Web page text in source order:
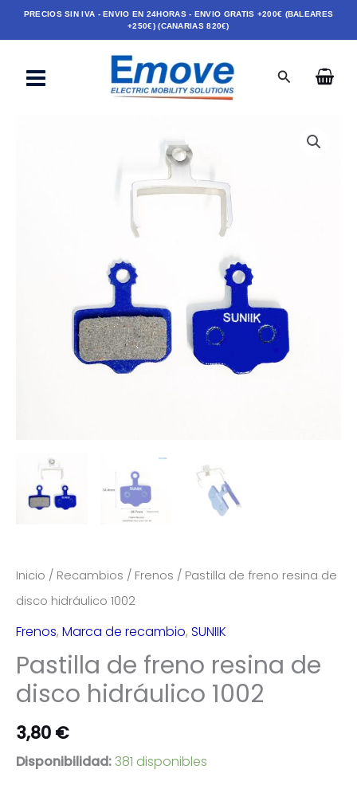
al
PRECIOS SIN IVA - ENVIO EN 24HORAS - ENVIO GRATIS +200€ (BALEARES
+250€) (CANARIAS 820€)
Buscar
Inicio / Recambios / Frenos / Pastilla de freno resina de
disco hidráulico 1002
Frenos, Marca de recambio, SUNIIK
Pastilla de freno resina de
disco hidráulico 1002
3,80 €
Disponibilidad:381 disponibles